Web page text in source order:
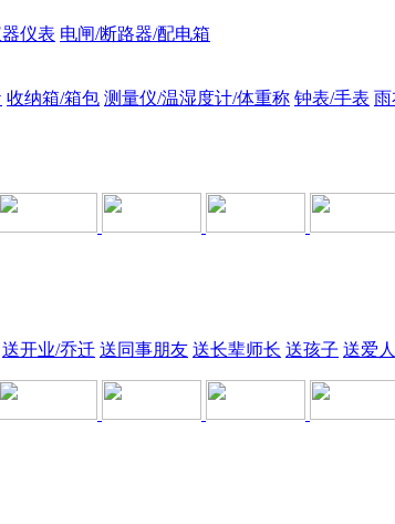
仪表 电闸/断路器/配电箱
收纳箱/箱包 测量仪/温湿度计/体重称 钟表/手表 雨
送开业/乔迁 送同事朋友 送长辈师长 送孩子 送爱